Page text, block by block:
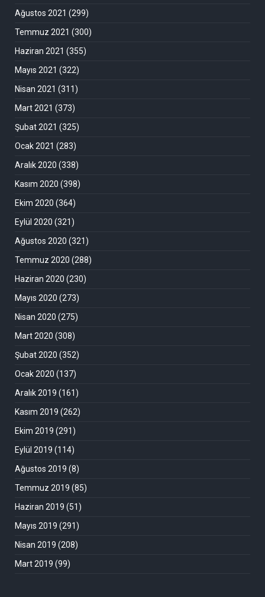
Ağustos 2021 (299)
Temmuz 2021 (300)
Haziran 2021 (355)
Mayıs 2021 (322)
Nisan 2021 (311)
Mart 2021 (373)
Şubat 2021 (325)
Ocak 2021 (283)
Aralık 2020 (338)
Kasım 2020 (398)
Ekim 2020 (364)
Eylül 2020 (321)
Ağustos 2020 (321)
Temmuz 2020 (288)
Haziran 2020 (230)
Mayıs 2020 (273)
Nisan 2020 (275)
Mart 2020 (308)
Şubat 2020 (352)
Ocak 2020 (137)
Aralık 2019 (161)
Kasım 2019 (262)
Ekim 2019 (291)
Eylül 2019 (114)
Ağustos 2019 (8)
Temmuz 2019 (85)
Haziran 2019 (51)
Mayıs 2019 (291)
Nisan 2019 (208)
Mart 2019 (99)